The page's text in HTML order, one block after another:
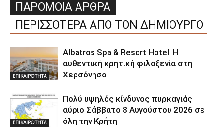
ΠΑΡΟΜΟΙΑ ΑΡΘΡΑ
ΠΕΡΙΣΣΟΤΕΡΑ ΑΠΟ ΤΟΝ ΔΗΜΙΟΥΡΓΟ
ΕΠΙΚΑΙΡΟΤΗΤΑ
Albatros Spa & Resort Hotel: Η
αυθεντική κρητική φιλοξενία στη
Χερσόνησο
ΕΠΙΚΑΙΡΟΤΗΤΑ
Πολύ υψηλός κίνδυνος πυρκαγιάς
αύριο Σάββατο 8 Αυγούστου 2026 σε
όλη την Κρήτη